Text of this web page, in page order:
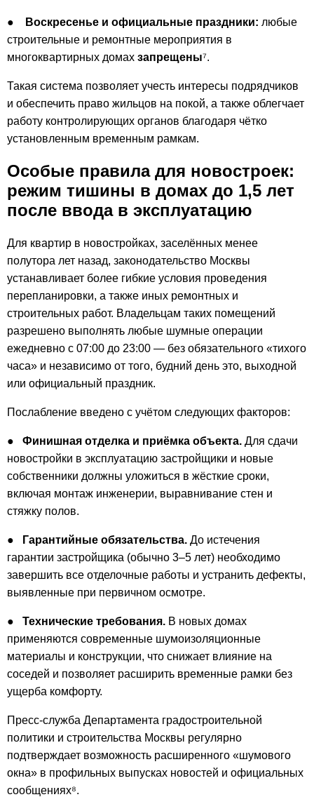
● Воскресенье и официальные праздники: любые
строительные и ремонтные мероприятия в
многоквартирных домах запрещены⁷.
Такая система позволяет учесть интересы подрядчиков
и обеспечить право жильцов на покой, а также облегчает
работу контролирующих органов благодаря чётко
установленным временным рамкам.
Особые правила для новостроек:
режим тишины в домах до 1,5 лет
после ввода в эксплуатацию
Для квартир в новостройках, заселённых менее
полутора лет назад, законодательство Москвы
устанавливает более гибкие условия проведения
перепланировки, а также иных ремонтных и
строительных работ. Владельцам таких помещений
разрешено выполнять любые шумные операции
ежедневно с 07:00 до 23:00 — без обязательного «тихого
часа» и независимо от того, будний день это, выходной
или официальный праздник.
Послабление введено с учётом следующих факторов:
● Финишная отделка и приёмка объекта. Для сдачи
новостройки в эксплуатацию застройщики и новые
собственники должны уложиться в жёсткие сроки,
включая монтаж инженерии, выравнивание стен и
стяжку полов.
● Гарантийные обязательства. До истечения
гарантии застройщика (обычно 3–5 лет) необходимо
завершить все отделочные работы и устранить дефекты,
выявленные при первичном осмотре.
● Технические требования. В новых домах
применяются современные шумо­изоляционные
материалы и конструкции, что снижает влияние на
соседей и позволяет расширить временные рамки без
ущерба комфорту.
Пресс-служба Департамента градостроительной
политики и строительства Москвы регулярно
подтверждает возможность расширенного «шумового
окна» в профильных выпусках новостей и официальных
сообщениях⁸.